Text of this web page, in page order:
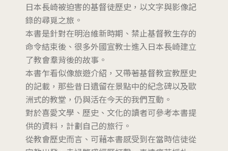
日本長崎被迫害的基督徒歷史，以文字與影像記
錄的尋覓之旅。
本書是針對在明治維新時期、禁止基督教生存的
命令結束後、很多外國宣教士進入日本長崎建立
了教會羣背後的故事。
本書乍看似像旅遊介紹，又帶著基督教宣教歷史
的記載，那些昔日遺留在景點中的紀念碑以及歐
洲式的教堂，仍與活在今天的我們互動。
對於喜愛文學、歷史、文化的讀者可參考本書提
供的資料，計劃自己的旅行。
從教會歷史而言、可藉本書感受到在當時信徒從